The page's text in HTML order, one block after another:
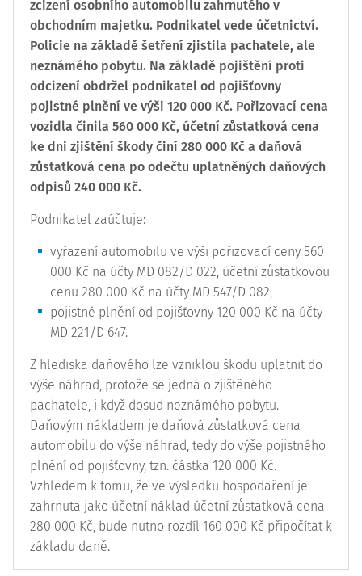
zcizení osobního automobilu zahrnutého v
obchodním majetku. Podnikatel vede účetnictví.
Policie na základě šetření zjistila pachatele, ale
neznámého pobytu. Na základě pojištění proti
odcizení obdržel podnikatel od pojišťovny
pojistné plnění ve výši 120 000 Kč. Pořizovací cena
vozidla činila 560 000 Kč, účetní zůstatková cena
ke dni zjištění škody činí 280 000 Kč a daňová
zůstatková cena po odečtu uplatněných daňových
odpisů 240 000 Kč.
Podnikatel zaúčtuje:
vyřazení automobilu ve výši pořizovací ceny 560
000 Kč na účty MD 082/D 022, účetní zůstatkovou
cenu 280 000 Kč na účty MD 547/D 082,
pojistné plnění od pojišťovny 120 000 Kč na účty
MD 221/D 647.
Z hlediska daňového lze vzniklou škodu uplatnit do
výše náhrad, protože se jedná o zjištěného
pachatele, i když dosud neznámého pobytu.
Daňovým nákladem je daňová zůstatková cena
automobilu do výše náhrad, tedy do výše pojistného
plnění od pojišťovny, tzn. částka 120 000 Kč.
Vzhledem k tomu, že ve výsledku hospodaření je
zahrnuta jako účetní náklad účetní zůstatková cena
280 000 Kč, bude nutno rozdíl 160 000 Kč připočítat k
základu daně.